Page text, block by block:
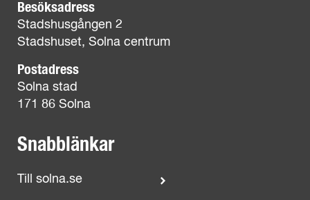
Besöksadress
Stadshusgången 2
Stadshuset, Solna centrum
Postadress
Solna stad
171 86 Solna
Snabblänkar
Till solna.se